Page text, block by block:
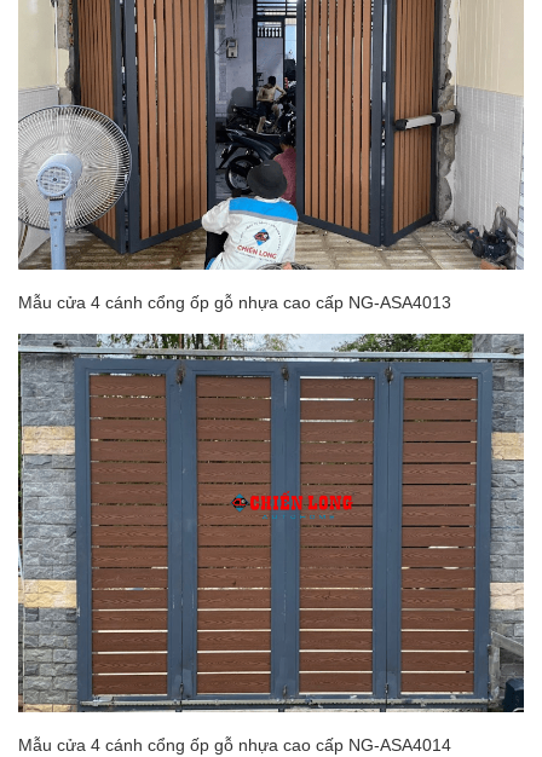
Mẫu cửa 4 cánh cổng ốp gỗ nhựa cao cấp NG-ASA4013
Mẫu cửa 4 cánh cổng ốp gỗ nhựa cao cấp NG-ASA4014